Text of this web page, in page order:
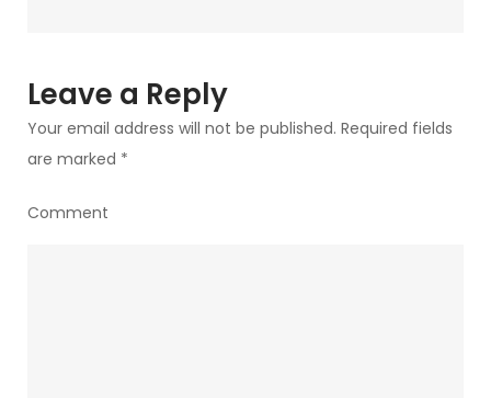
Leave a Reply
Your email address will not be published. Required fields
are marked *
Comment